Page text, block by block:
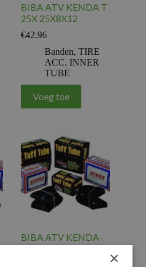
BIBA ATV KENDA T
25X 25X8X12
€42.96
Banden, TIRE
ACC. INNER
TUBE
Voeg toe
BIBA ATV KENDA-
4.10X3.50X4-T87
×